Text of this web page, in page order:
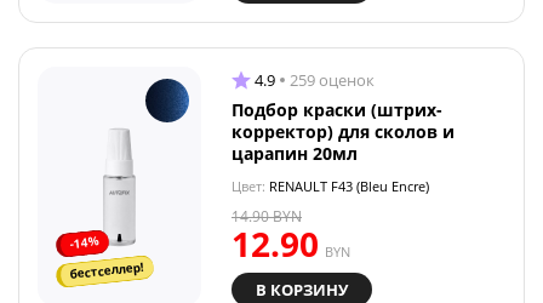
-14%
бестселлер!
4.9 259 оценок
Подбор краски (штрих-
корректор) для сколов и
царапин 20мл
Цвет: RENAULT F43 (Bleu Encre)
12.90 BYN
14.90BYN
В КОРЗИНУ